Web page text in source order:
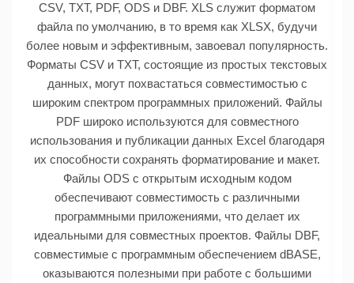
CSV, TXT, PDF, ODS и DBF. XLS служит форматом
файла по умолчанию, в то время как XLSX, будучи
более новым и эффективным, завоевал популярность.
Форматы CSV и TXT, состоящие из простых текстовых
данных, могут похвастаться совместимостью с
широким спектром программных приложений. Файлы
PDF широко используются для совместного
использования и публикации данных Excel благодаря
их способности сохранять форматирование и макет.
Файлы ODS с открытым исходным кодом
обеспечивают совместимость с различными
программными приложениями, что делает их
идеальными для совместных проектов. Файлы DBF,
совместимые с программным обеспечением dBASE,
оказываются полезными при работе с большими